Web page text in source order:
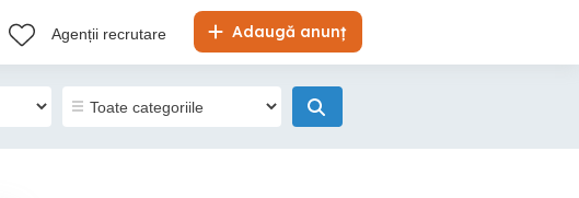
Adaugă anunț
Agenții recrutare